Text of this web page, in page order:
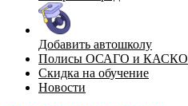
Добавить автошколу
Полисы ОСАГО и КАСКО
Скидка на обучение
Новости